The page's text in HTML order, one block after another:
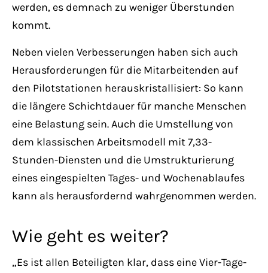
werden, es demnach zu weniger Überstunden
kommt.
Neben vielen Verbesserungen haben sich auch
Herausforderungen für die Mitarbeitenden auf
den Pilotstationen herauskristallisiert: So kann
die längere Schichtdauer für manche Menschen
eine Belastung sein. Auch die Umstellung von
dem klassischen Arbeitsmodell mit 7,33-
Stunden-Diensten und die Umstrukturierung
eines eingespielten Tages- und Wochenablaufes
kann als herausfordernd wahrgenommen werden.
Wie geht es weiter?
„Es ist allen Beteiligten klar, dass eine Vier-Tage-